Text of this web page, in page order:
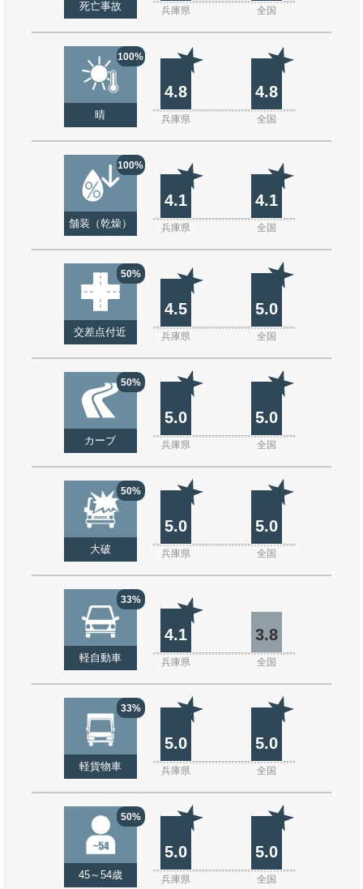
死亡事故 兵庫県 全国
100%
晴
4.8 4.8
兵庫県 全国
100%
舗装（乾燥）
4.1 4.1
兵庫県 全国
50%
交差点付近
4.5 5.0
兵庫県 全国
50%
カーブ
5.0 5.0
兵庫県 全国
50%
大破
5.0 5.0
兵庫県 全国
33%
軽自動車
4.1 3.8
兵庫県 全国
33%
軽貨物車
5.0 5.0
兵庫県 全国
50%
45～54歳
5.0 5.0
兵庫県 全国